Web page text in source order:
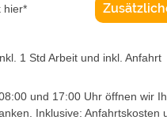
hier*
1 Std Arbeit und inkl. Anfahrt
und 17:00 Uhr öffnen wir
Inklusive: Anfahrtskosten